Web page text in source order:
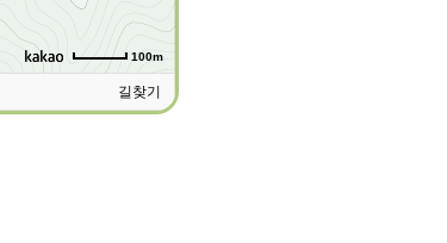
100m
길찾기